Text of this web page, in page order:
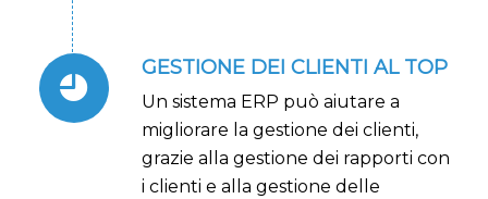
GESTIONE DEI CLIENTI AL TOP
Un sistema ERP può aiutare a
migliorare la gestione dei clienti,
grazie alla gestione dei rapporti con
i clienti e alla gestione delle